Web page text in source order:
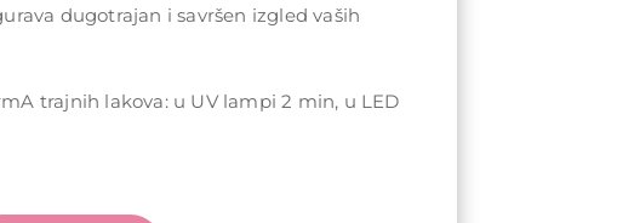
dugotrajan i savršen izgled vaših
trajnih lakova: u UV lampi 2 min, u LED